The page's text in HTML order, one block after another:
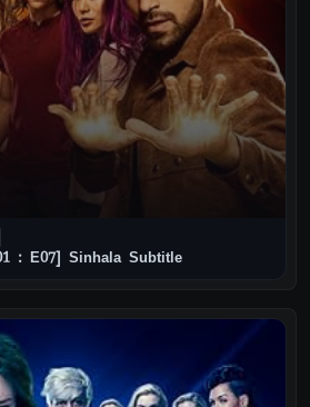
: E07] Sinhala Subtitle